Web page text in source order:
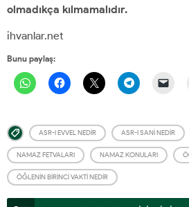
olmadıkça kılmamalıdır.
ihvanlar.net
Bunu paylaş:
ASR-I EVVEL NEDIR ASR-I SANI NEDIR
NAMAZ FETVALARI NAMAZ KONULARI
ÖĞLENIN BIRINCI VAKTI NEDIR